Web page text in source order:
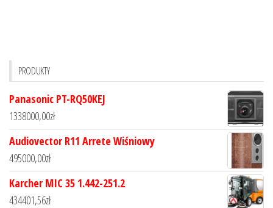
PRODUKTY
Panasonic PT-RQ50KEJ
1338000,00zł
Audiovector R11 Arrete Wiśniowy
495000,00zł
Karcher MIC 35 1.442-251.2
434401,56zł